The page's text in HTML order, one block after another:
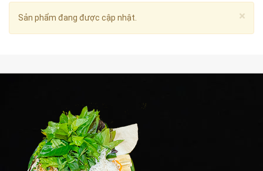
×
Sản phẩm đang được cập nhật.